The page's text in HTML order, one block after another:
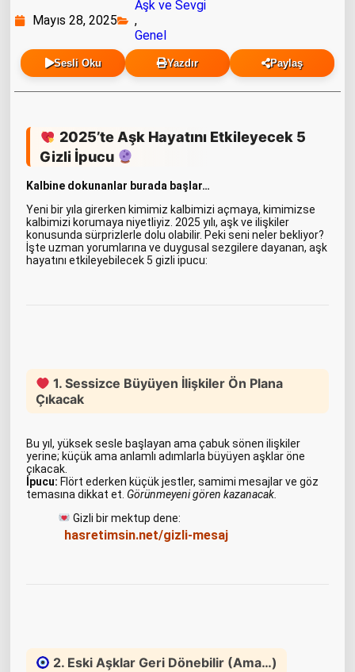
Mayıs 28, 2025
Aşk ve Sevgi
,
Genel
Sesli Oku Yazdır Paylaş
2025’te Aşk Hayatını Etkileyecek 5
Gizli İpucu
Kalbine dokunanlar burada başlar…
Yeni bir yıla girerken kimimiz kalbimizi açmaya, kimimizse
kalbimizi korumaya niyetliyiz. 2025 yılı, aşk ve ilişkiler
konusunda sürprizlerle dolu olabilir. Peki seni neler bekliyor?
İşte uzman yorumlarına ve duygusal sezgilere dayanan, aşk
hayatını etkileyebilecek 5 gizli ipucu:
1. Sessizce Büyüyen İlişkiler Ön Plana
Çıkacak
Bu yıl, yüksek sesle başlayan ama çabuk sönen ilişkiler
yerine; küçük ama anlamlı adımlarla büyüyen aşklar öne
çıkacak.
İpucu: Flört ederken küçük jestler, samimi mesajlar ve göz
temasına dikkat et. Görünmeyeni gören kazanacak.
Gizli bir mektup dene:
hasretimsin.net/gizli-mesaj
2. Eski Aşklar Geri Dönebilir (Ama…)